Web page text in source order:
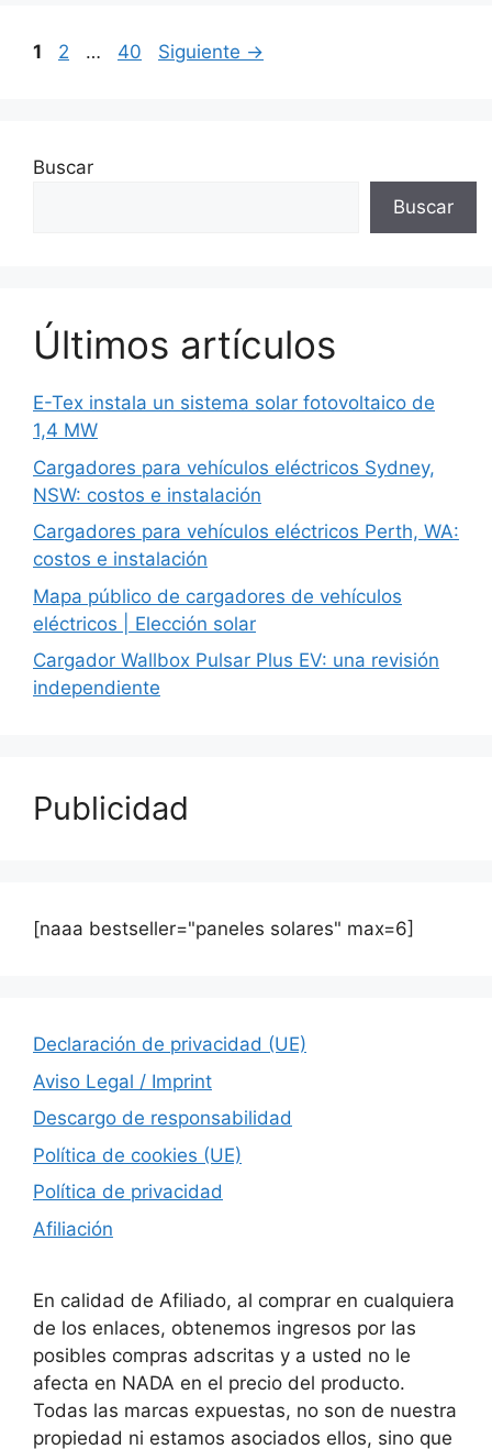
Página
1 Página
2 … Página
40 Siguiente →
Buscar
Buscar
Últimos artículos
E-Tex instala un sistema solar fotovoltaico de
1,4 MW
Cargadores para vehículos eléctricos Sydney,
NSW: costos e instalación
Cargadores para vehículos eléctricos Perth, WA:
costos e instalación
Mapa público de cargadores de vehículos
eléctricos | Elección solar
Cargador Wallbox Pulsar Plus EV: una revisión
independiente
Publicidad
[naaa bestseller="paneles solares" max=6]
Declaración de privacidad (UE)
Aviso Legal / Imprint
Descargo de responsabilidad
Política de cookies (UE)
Política de privacidad
Afiliación
En calidad de Afiliado, al comprar en cualquiera
de los enlaces, obtenemos ingresos por las
posibles compras adscritas y a usted no le
afecta en NADA en el precio del producto.
Todas las marcas expuestas, no son de nuestra
propiedad ni estamos asociados ellos, sino que